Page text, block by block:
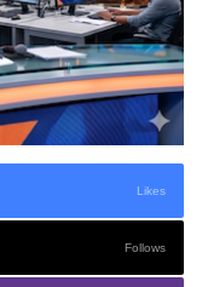
Likes
Follows